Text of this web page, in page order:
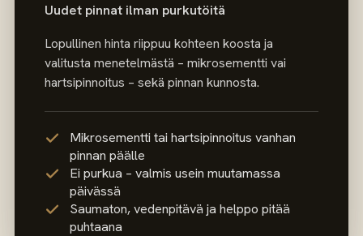
Uudet pinnat ilman purkutöitä
Lopullinen hinta riippuu kohteen koosta ja
valitusta menetelmästä – mikrosementti vai
hartsipinnoitus – sekä pinnan kunnosta.
Mikrosementti tai hartsipinnoitus vanhan
pinnan päälle
Ei purkua – valmis usein muutamassa
päivässä
Saumaton, vedenpitävä ja helppo pitää
puhtaana